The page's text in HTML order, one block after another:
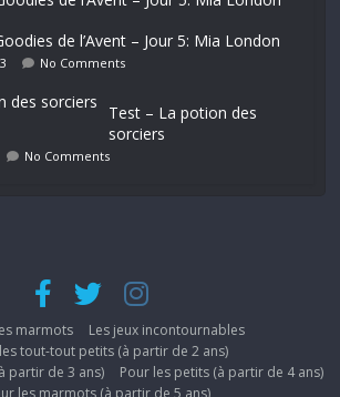
de l’Avent – Jour 5: Mia London
No Comments
Test – La potion des
sorciers
No Comments
marmots
Les jeux incontournables
tout-tout petits (à partir de 2 ans)
partir de 3 ans)
Pour les petits (à partir de 4 ans)